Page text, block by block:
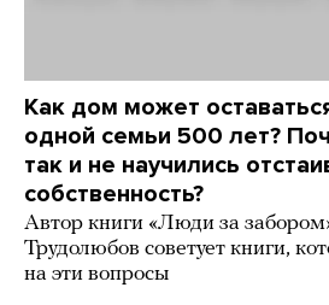
Как дом может
одной семьи 500 лет?
так и не научились
собственность?
Автор книги «Люди за
Трудолюбов советует книги,
на эти вопросы